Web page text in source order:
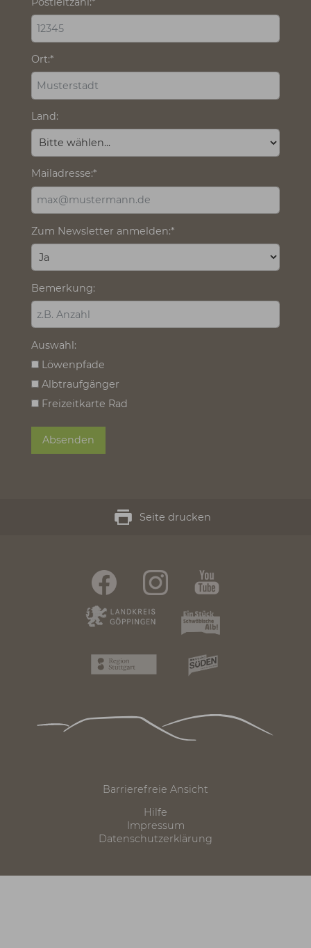
Broschüren-Bestellung
Die mit * gekennzeichneten Felder sind
Pflichtfelder.
Anrede:
Vorname, Name:
Straße, Hausnummer:*
Ort:*
Land:
Bemerkung:
Freizeitkarte Rad